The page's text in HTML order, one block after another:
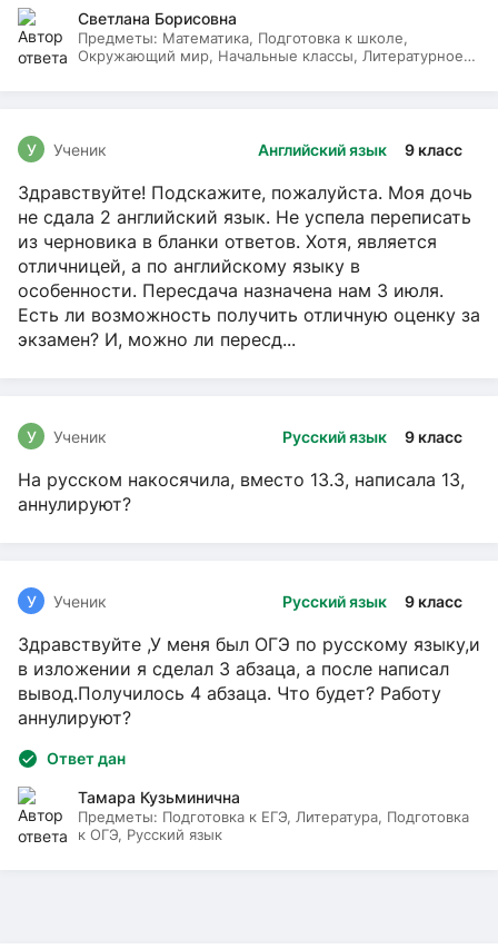
Светлана Борисовна
Предметы: Математика, Подготовка к школе,
Окружающий мир, Начальные классы, Литературное
Английский язык 9 класс
У Ученик
Здравствуйте! Подскажите, пожалуйста. Моя дочь
не сдала 2 английский язык. Не успела переписать
из черновика в бланки ответов. Хотя, является
отличницей, а по английскому языку в
особенности. Пересдача назначена нам 3 июля.
Есть ли возможность получить отличную оценку за
экзамен? И, можно ли пересд...
Русский язык 9 класс
У Ученик
На русском накосячила, вместо 13.3, написала 13,
аннулируют?
Русский язык 9 класс
У Ученик
Здравствуйте ,У меня был ОГЭ по русскому языку,и
в изложении я сделал 3 абзаца, а после написал
вывод.Получилось 4 абзаца. Что будет? Работу
аннулируют?
Ответ дан
Тамара Кузьминична
Предметы: Подготовка к ЕГЭ, Литература, Подготовка
к ОГЭ, Русский язык